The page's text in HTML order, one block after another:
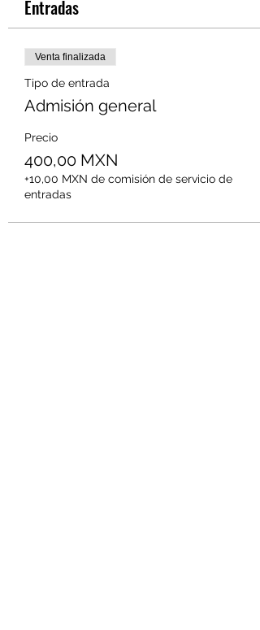
breve biografía. Si el evento está dirigido a
mencionar aquí.
Este es el espacio ideal para motivar a las
personas a que asistan a tu evento, así
que no temas mostrar personalidad y
web a registrarse, confirmar su asistencia,
o comprar su ticket para el evento.
Entradas
Venta finalizada
Tipo de entrada
Admisión general
Precio
400,00 MXN
+10,00 MXN de comisión de servicio de
entradas